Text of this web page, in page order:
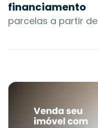
financiamento
parcelas a partir de